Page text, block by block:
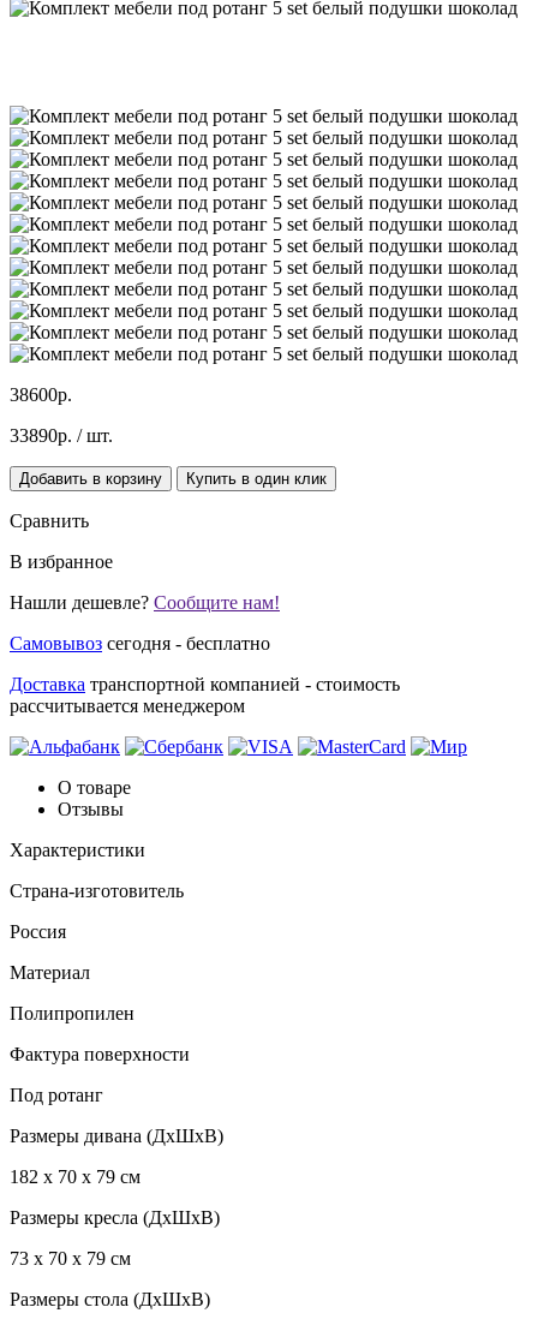
38600р.
33890р. / шт.
Добавить в корзину Купить в один клик
Сравнить
В избранное
Нашли дешевле? Сообщите нам!
Самовывоз сегодня - бесплатно
Доставка транспортной компанией - стоимость
рассчитывается менеджером
О товаре
Отзывы
Характеристики
Страна-изготовитель
Россия
Материал
Полипропилен
Фактура поверхности
Под ротанг
Размеры дивана (ДхШхВ)
182 x 70 x 79 см
Размеры кресла (ДхШхВ)
73 x 70 x 79 см
Размеры стола (ДхШхВ)